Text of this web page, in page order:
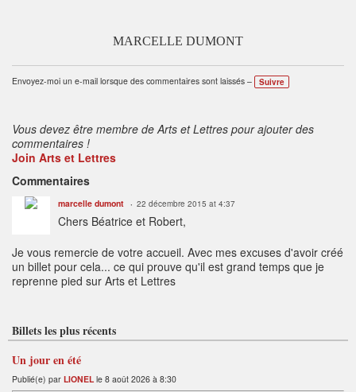
MARCELLE DUMONT
Envoyez-moi un e-mail lorsque des commentaires sont laissés – Suivre
Vous devez être membre de Arts et Lettres pour ajouter des
commentaires !
Join Arts et Lettres
Commentaires
marcelle dumont 22 décembre 2015 at 4:37
Chers Béatrice et Robert,
Je vous remercie de votre accueil. Avec mes excuses d'avoir créé
un billet pour cela... ce qui prouve qu'il est grand temps que je
reprenne pied sur Arts et Lettres
Billets les plus récents
Un jour en été
Publié(e) par LIONEL le 8 août 2026 à 8:30